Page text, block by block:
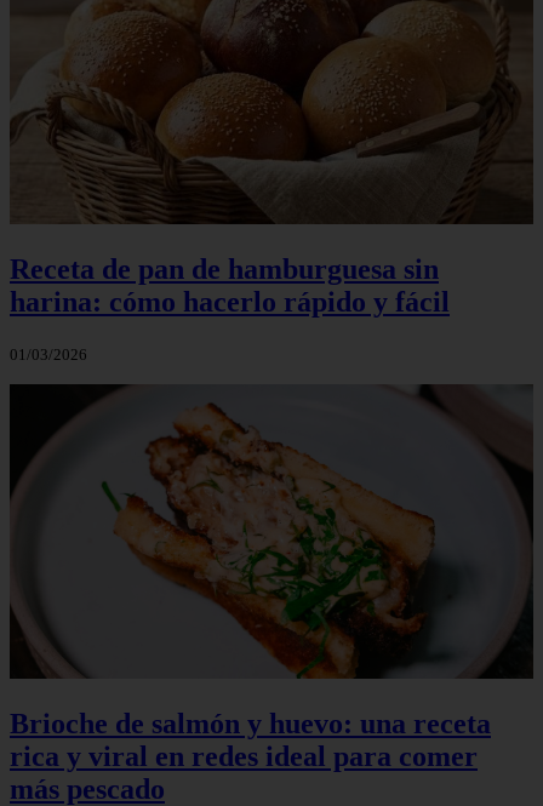
Receta de pan de hamburguesa sin
harina: cómo hacerlo rápido y fácil
01/03/2026
Brioche de salmón y huevo: una receta
rica y viral en redes ideal para comer
más pescado